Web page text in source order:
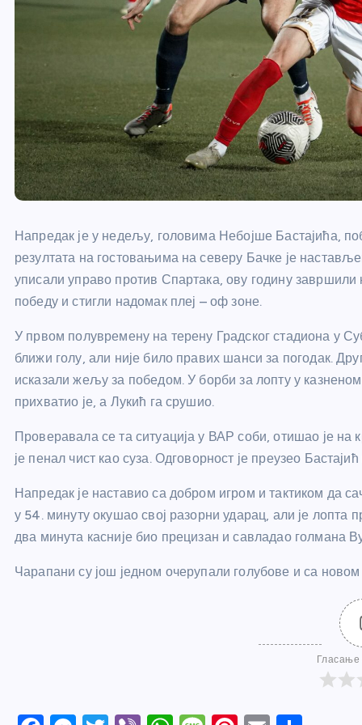
Напредак је у недељу, головима Небојше Бастајића,
резултата на гостовањима на северу Бачке је
уписали управо против Спартака, ову годину
победу и стигли надомак плеј – оф зоне.
У првом полувремену на терену Градског стадиона у
ближи голу, али није било правих шанси за погодак.
исказали жељу за победом. У борби за лопту у
прихватио је, а Лукић га срушио.
Проверавала се та ситуација у ВАР соби, отишао је на
је пенал чист као суза. Одговорност је преузео
Напредак је наставио са добром игром и тактиком да
у 54. минуту окушао свој разорни ударац, али је лопта
два минута касније био прецизан и савладао голмана
Чарапани су још једном очерупали голубове и са
Гласање